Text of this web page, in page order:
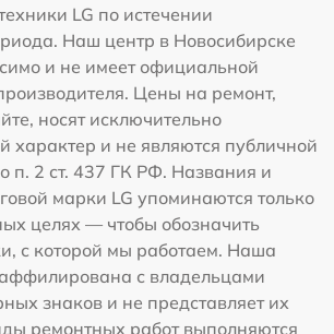
LG по истечении
Наш центр в Новосибирске
и не имеет официальной
Цены на ремонт,
носят исключительно
характер и не являются публичной
п. 2 ст. 437 ГК РФ. Названия и
марки LG упоминаются только
целях — чтобы обозначить
с которой мы работаем. Наша
с владельцами
знаков и не представляет их
ремонтных работ выполняются